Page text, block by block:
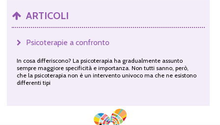
ARTICOLI
Psicoterapie a confronto
In cosa differiscono? La psicoterapia ha gradualmente assunto
sempre maggiore specificità e importanza. Non tutti sanno, però,
che la psicoterapia non è un intervento univoco ma che ne esistono
differenti tipi